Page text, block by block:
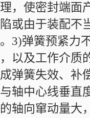
，使密封端面
或由于装配不
3)弹簧预紧力
以及工作介质
弹簧失效、补
轴中心线垂直
轴向窜动量大